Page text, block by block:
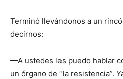
Terminó llevándonos a un
decirnos:
—A ustedes les puedo hablar
un órgano de “la resistencia”.